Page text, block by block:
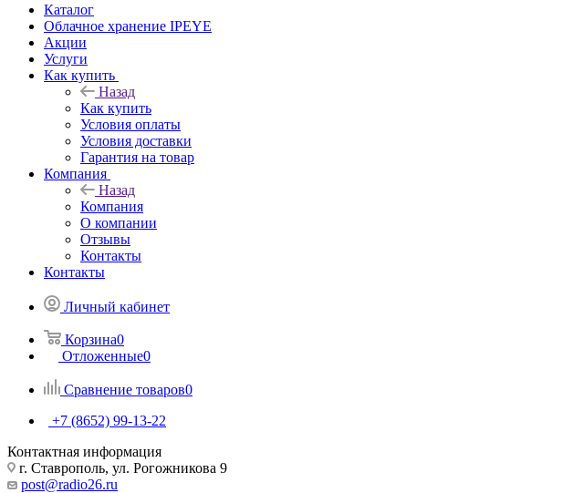
Каталог
Облачное хранение IPEYE
Акции
Услуги
Как купить
Назад
Как купить
Условия оплаты
Условия доставки
Гарантия на товар
Компания
Назад
Компания
О компании
Отзывы
Контакты
Контакты
Личный кабинет
Корзина0
Отложенные0
Сравнение товаров0
+7 (8652) 99-13-22
Контактная информация
г. Ставрополь, ул. Рогожникова 9
post@radio26.ru